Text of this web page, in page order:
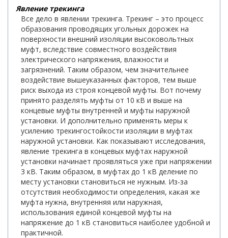
Явление трекинга
Все дело в явлении трекинга. Трекинг – это процесс
образования проводящих угольных дорожек на
поверхности внешний изоляции высоковольтных
муфт, вследствие совместного воздействия
электрического напряжения, влажности и
загрязнений. Таким образом, чем значительнее
воздействие вышеуказанных факторов, тем выше
риск выхода из строя концевой муфты. Вот почему
принято разделять муфты от 10 кВ и выше на
концевые муфты внутренней и муфты наружной
установки. И дополнительно применять меры к
усилению трекингостойкости изоляции в муфтах
наружной установки. Как показывают исследования,
явление трекинга в концевых муфтах наружной
установки начинает проявляться уже при напряжении
3 кВ. Таким образом, в муфтах до 1 кВ деление по
месту установки становиться не нужным. Из-за
отсутствия необходимости определения, какая же
муфта нужна, внутренняя или наружная,
использования единой концевой муфты на
напряжение до 1 кВ становиться наиболее удобной и
практичной.